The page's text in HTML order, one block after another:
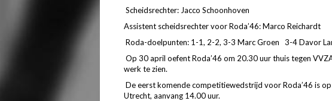
Scheidsrechter: Jacco Schoonhoven
Assistent scheidsrechter voor Roda’46: Marco Reichardt
Roda-doelpunten: 1-1, 2-2, 3-3 Marc Groen 3-4 Davor
Op 30 april oefent Roda’46 om 20.30 uur thuis tegen
werk te zien.
De eerst komende competitiewedstrijd voor Roda’46 is
Utrecht, aanvang 14.00 uur.